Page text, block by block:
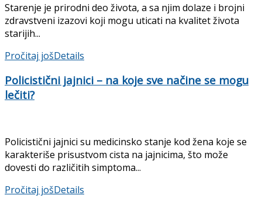
Starenje je prirodni deo života, a sa njim dolaze i brojni
zdravstveni izazovi koji mogu uticati na kvalitet života
starijih...
Pročitaj jošDetails
Policistični jajnici – na koje sve načine se mogu
lečiti?
Policistični jajnici su medicinsko stanje kod žena koje se
karakteriše prisustvom cista na jajnicima, što može
dovesti do različitih simptoma...
Pročitaj jošDetails